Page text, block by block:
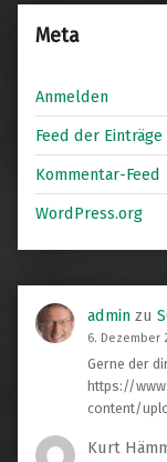
Meta
Anmelden
Feed der Einträge
Kommentar-Feed
WordPress.org
admin zu
6. Dezember
Gerne der
https://
content/
Kurt